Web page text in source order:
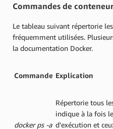
Commandes de conteneur
Le tableau suivant répertorie
fréquemment utilisées.
la documentation Docker.
Commande Explication
docker ps -a
Répertorie tous
indique à la fois
d'exécution et